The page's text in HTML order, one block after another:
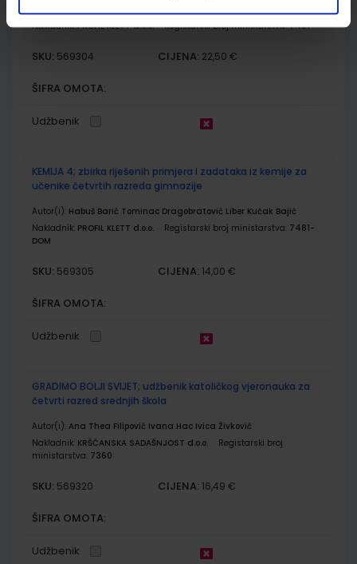
Nakladnik:PROFIL KLETT d.o.o. Registarski broj ministarstva:7481
SKU: 569304 CIJENA: 22,50 €
ŠIFRA OMOTA:
Udžbenik
KEMIJA 4; zbirka riješenih primjera i zadataka iz kemije za
učenike četvrtih razreda gimnazije
Autor(i): Habuš Barić Tominac Dragobratović Liber Kučak Bajić
Nakladnik: PROFIL KLETT d.o.o. Registarski broj ministarstva: 7481-
DOM
SKU: 569305 CIJENA: 14,00 €
ŠIFRA OMOTA:
Udžbenik
GRADIMO BOLJI SVIJET; udžbenik katoličkog vjeronauka za
četvrti razred srednjih škola
Autor(i): Ana Thea Filipović Ivana Hac Ivica Živković
Nakladnik: KRŠĆANSKA SADAŠNJOST d.o.o.
Registarski broj
ministarstva: 7360
SKU: 569320 CIJENA: 16,49 €
ŠIFRA OMOTA:
Udžbenik